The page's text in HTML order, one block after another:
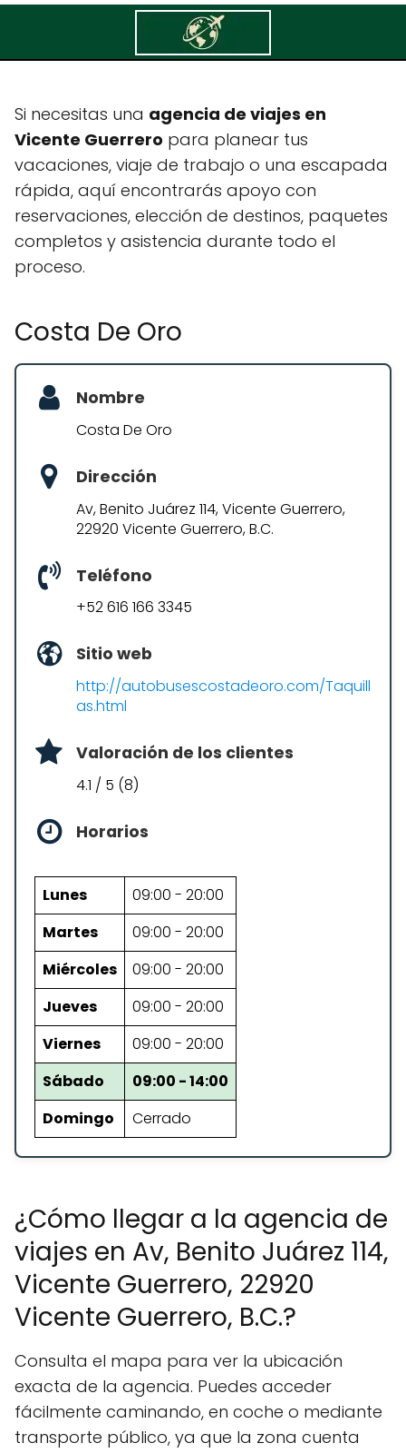
Costa De Oro
Si necesitas una agencia de viajes en
Vicente Guerrero para planear tus
vacaciones, viaje de trabajo o una escapada
rápida, aquí encontrarás apoyo con
reservaciones, elección de destinos, paquetes
completos y asistencia durante todo el
proceso.
Costa De Oro
Nombre
Costa De Oro
Dirección
Av, Benito Juárez 114, Vicente Guerrero,
22920 Vicente Guerrero, B.C.
Teléfono
+52 616 166 3345
Sitio web
http://autobusescostadeoro.com/Taquill
as.html
Valoración de los clientes
4.1 / 5 (8)
Horarios
Lunes
09:00 - 20:00
Martes
09:00 - 20:00
Miércoles
09:00 - 20:00
Jueves
09:00 - 20:00
Viernes
09:00 - 20:00
Sábado
09:00 - 14:00
Domingo
Cerrado
¿Cómo llegar a la agencia de
viajes en Av, Benito Juárez 114,
Vicente Guerrero, 22920
Vicente Guerrero, B.C.?
Consulta el mapa para ver la ubicación
exacta de la agencia. Puedes acceder
fácilmente caminando, en coche o mediante
transporte público, ya que la zona cuenta